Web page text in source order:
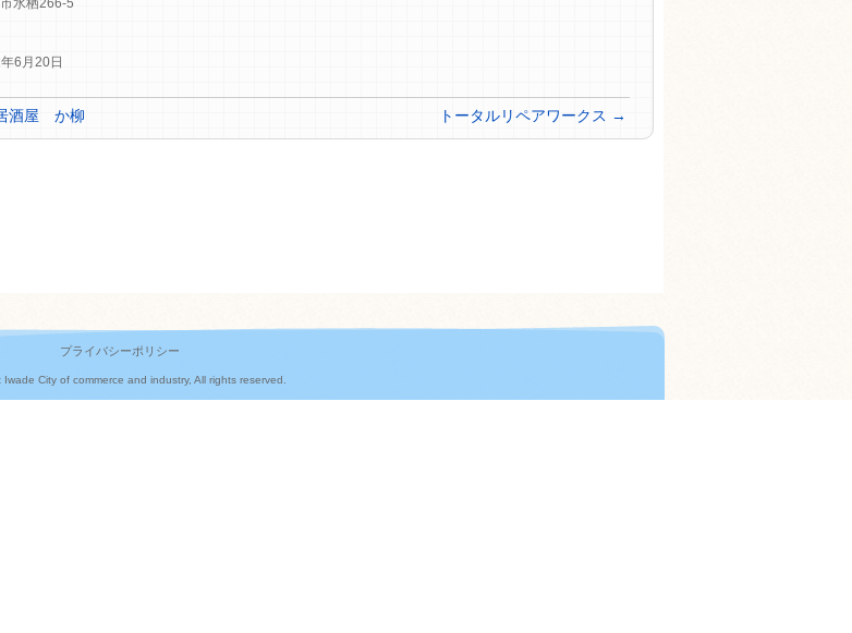
水栖266-5
6月20日
酒屋 か柳 トータルリペアワークス →
プライバシーポリシー
Iwade City of commerce and industry, All rights reserved.